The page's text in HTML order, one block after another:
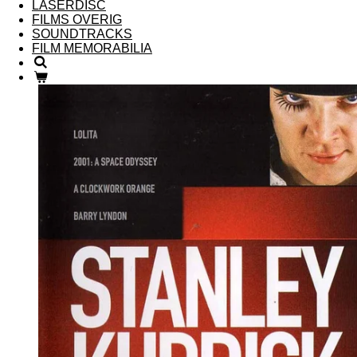
LASERDISC
FILMS OVERIG
SOUNDTRACKS
FILM MEMORABILIA